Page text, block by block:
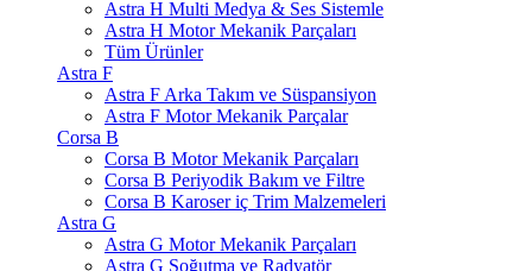
Astra H Multi Medya & Ses Sistemle
Astra H Motor Mekanik Parçaları
Tüm Ürünler
Astra F
Astra F Arka Takım ve Süspansiyon
Astra F Motor Mekanik Parçalar
Corsa B
Corsa B Motor Mekanik Parçaları
Corsa B Periyodik Bakım ve Filtre
Corsa B Karoser iç Trim Malzemeleri
Astra G
Astra G Motor Mekanik Parçaları
Astra G Soğutma ve Radyatör